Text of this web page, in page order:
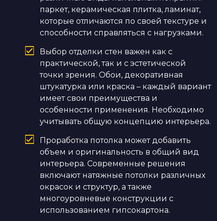
паркет, керамическая плитка, ламинат,
которые отличаются по своей текстуре и
способности справляться с нагрузками.
Выбор отделки стен важен как с
практической, так и с эстетической
точки зрения. Обои, декоративная
штукатурка или краска – каждый вариант
имеет свои преимущества и
особенности применения. Необходимо
учитывать общую концепцию интерьера.
Проработка потолка может добавить
объем и оригинальность в общий вид
интерьера. Современные решения
включают натяжные потолки различных
окрасок и структур, а также
многоуровневые конструкции с
использованием гипсокартона.